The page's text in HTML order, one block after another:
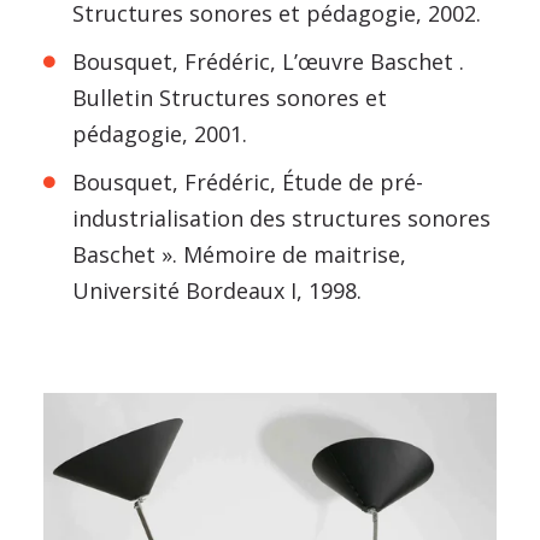
Structures sonores et pédagogie, 2002.
Bousquet, Frédéric, L’œuvre Baschet .
Bulletin Structures sonores et
pédagogie, 2001.
Bousquet, Frédéric, Étude de pré-
industrialisation des structures sonores
Baschet ». Mémoire de maitrise,
Université Bordeaux I, 1998.